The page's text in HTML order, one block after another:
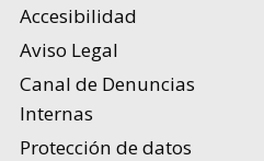
Accesibilidad
Aviso Legal
Canal de Denuncias
Internas
Protección de datos